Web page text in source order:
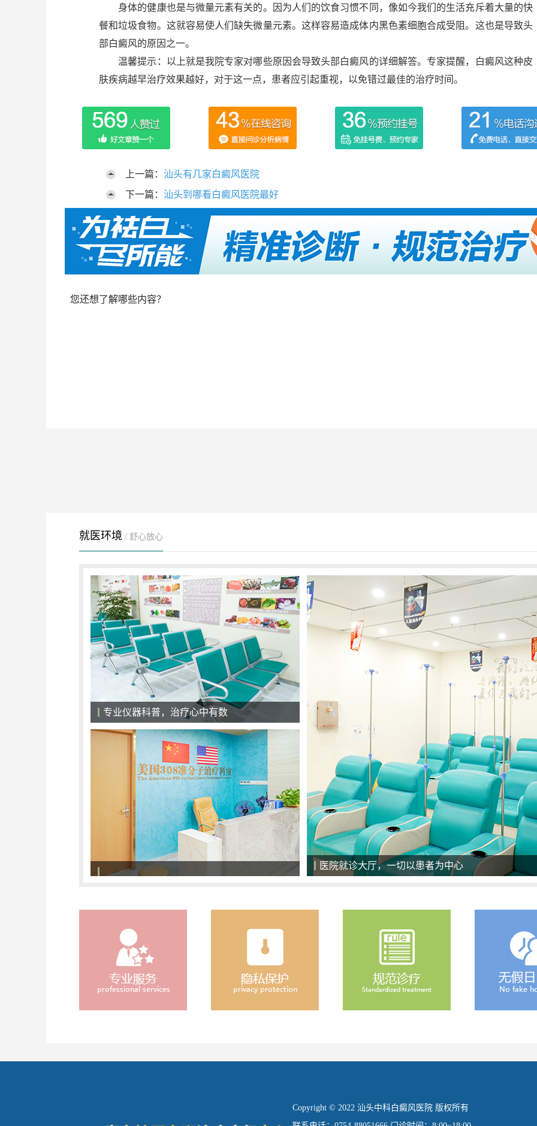
身体的健康也是与微量元素有关的。因为人们的饮食习惯不同，像如今我们的生活充斥着大量的快
餐和垃圾食物。这就容易使人们缺失微量元素。这样容易造成体内黑色素细胞合成受阻。这也是导致头
部白癜风的原因之一。
温馨提示：以上就是我院专家对哪些原因会导致头部白癜风的详细解答。专家提醒，白癜风这种皮
肤疾病越早治疗效果越好，对于这一点，患者应引起重视，以免错过最佳的治疗时间。
上一篇： 汕头有几家白癜风医院
下一篇： 汕头到哪看白癜风医院最好
您还想了解哪些内容？
就医环境 / 舒心放心
专业仪器科普，治疗心中有数
医院就诊大厅，一切以患者为中心
Copyright © 2022 汕头中科白癜风医院 版权所有